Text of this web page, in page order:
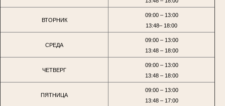
ВТОРНИК
09:00 – 13:00
13:48– 18:00
СРЕДА
09:00 – 13:00
13:48 – 18:00
ЧЕТВЕРГ
09:00 – 13:00
13:48 – 18:00
ПЯТНИЦА
09:00 – 13:00
13:48 – 17:00